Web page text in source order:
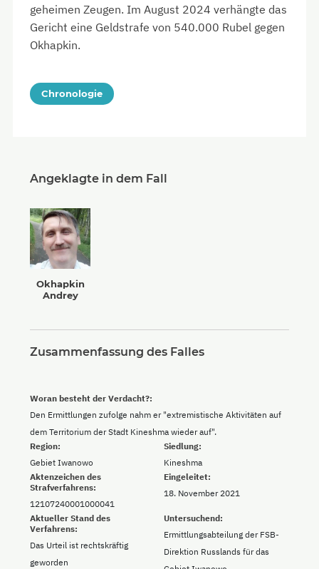
geheimen Zeugen. Im August 2024 verhängte das
Gericht eine Geldstrafe von 540.000 Rubel gegen
Okhapkin.
Chronologie
Angeklagte in dem Fall
Okhapkin
Andrey
Zusammenfassung des Falles
Region:
Gebiet Iwanowo
Siedlung:
Kineshma
Woran besteht der Verdacht?:
Den Ermittlungen zufolge nahm er "extremistische Aktivitäten auf
dem Territorium der Stadt Kineshma wieder auf".
Aktenzeichen des
Strafverfahrens:
12107240001000041
Eingeleitet:
18. November 2021
Aktueller Stand des
Verfahrens:
Das Urteil ist rechtskräftig
geworden
Untersuchend:
Ermittlungsabteilung der FSB-
Direktion Russlands für das